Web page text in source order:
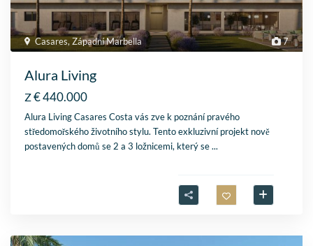
7
Casares,Západní Marbella
Alura Living
Z€ 440.000
Alura Living Casares Costa vás zve k poznání pravého
středomořského životního stylu. Tento exkluzivní projekt nově
postavených domů se 2 a 3 ložnicemi, který se...